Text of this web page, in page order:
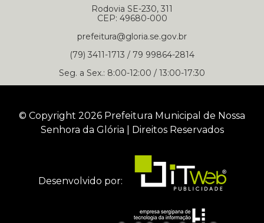
Rodovia SE-230, 311
CEP: 49680-000
prefeitura@gloria.se.gov.br
(79) 3411-1713 / 79 99864-2814
Seg. a Sex.: 8:00-12:00 / 13:00-17:30
© Copyright 2026 Prefeitura Municipal de Nossa
Senhora da Glória | Direitos Reservados
Desenvolvido por: